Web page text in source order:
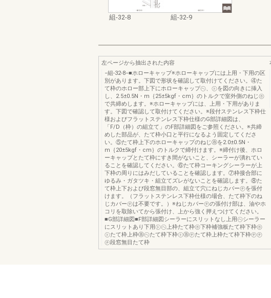
組-32-8 組-32-9
左ページから抽出された内容
−組-32-8−■ホローキャップ※ホローキャップには上用・下用の区
別があります。下図で形状を確認して取付けてください。④た
て枠のホロー部上下にホローキャップ㋬、㋣を図の向きに挿入
し、2.5±0.5N・m｛25±5kgf・cm｝のトルクで室外側のねじ㋭
で共締めします。※ホローキャップには、上用・下用がありま
す。下図で確認して取付けてください。※段付ステンレス下枠仕
様およびフラットステンレス下枠仕様のG部詳細図は、
「F/D（枠）の組立て」のF部詳細図をご参照ください。※共締
めした部品が、たて枠小口と平行になるよう固定してくださ
い。⑤たて枠上下のホローキャップのねじⓐを2.0±0.5N・
m｛20±5kgf・cm｝のトルクで締付けます。※締付け後、ホロ
ーキャップとたて枠にすき間がないこと、シーラーが潰れてい
ることを確認してください。⑥たて枠コーキングシーラーが上
下枠の周りにはみだしていることを確認します。⑦枠接合部に
ゆるみ・ガタツキ・組立てズレがないことを確認します。⑧た
て枠上下および段窓無目部の、組立て穴にねじカバー㋠を張付
けます。（フラットステンレス下枠仕様の場合、たて枠下のね
じカバー㋠は不要です。）※ねじカバー㋠の張付け部は、油やホ
コリを取除いてから張付け、上から強く押えつけてください。
■G部詳細図■F部詳細図シーラーにスリットなし上用㋬シーラー
にスリットあり下用㋣㋬上枠たて枠㋭下枠補強板たて枠下枠㋭
㋣たて枠上枠ⓐ㋬たて枠下枠㋣ⓐ㋠たて枠上枠たて枠下枠㋠㋠
㋠段窓無目たて枠